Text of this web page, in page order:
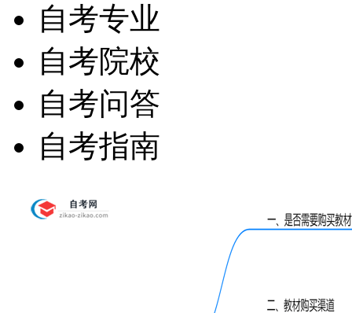
自考专业
自考院校
自考问答
自考指南